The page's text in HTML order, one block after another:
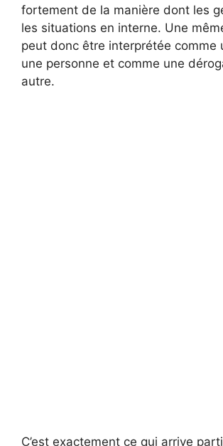
fortement de la manière dont les
les situations en interne. Une
peut donc être interprétée comme
une personne et comme une
autre.
C’est exactement ce qui arrive